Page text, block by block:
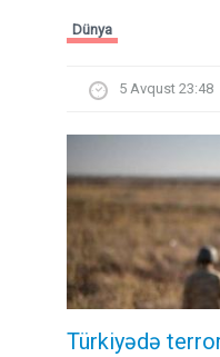
Dünya
5 Avqust 23:48
Türkiyədə